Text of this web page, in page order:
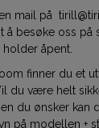
mail på
å besøke oss
åpent.
finner du et
du være helt
du ønsker kan
på modellen +